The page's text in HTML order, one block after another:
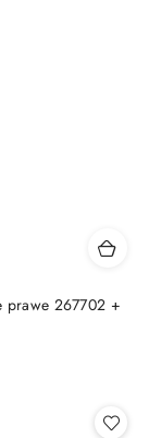
prawe 267702 +